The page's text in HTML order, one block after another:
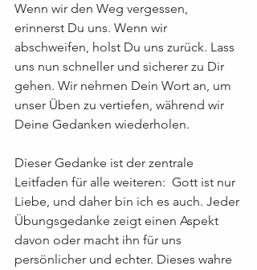
Wenn wir den Weg vergessen,
erinnerst Du uns. Wenn wir
abschweifen, holst Du uns zurück. Lass
uns nun schneller und sicherer zu Dir
gehen. Wir nehmen Dein Wort an, um
unser Üben zu vertiefen, während wir
Deine Gedanken wiederholen.
Dieser Gedanke ist der zentrale
Leitfaden für alle weiteren:  Gott ist nur
Liebe, und daher bin ich es auch. Jeder
Übungsgedanke zeigt einen Aspekt
davon oder macht ihn für uns
persönlicher und echter. Dieses wahre